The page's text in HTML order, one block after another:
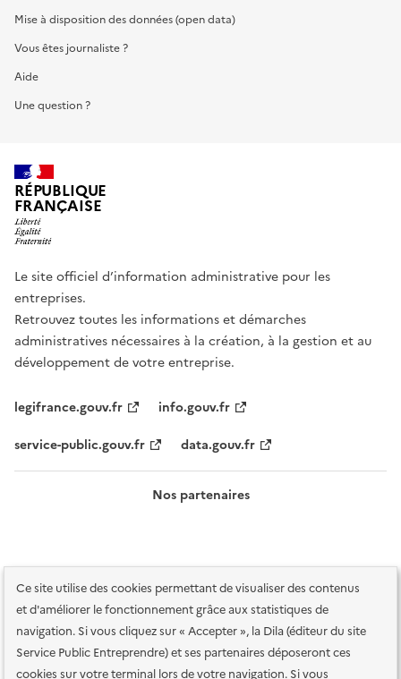
Ce site utilise des cookies permettant de visualiser des contenus
et d'améliorer le fonctionnement grâce aux statistiques de
navigation. Si vous cliquez sur « Accepter », la Dila (éditeur du site
Service Public Entreprendre) et ses partenaires déposeront ces
cookies sur votre terminal lors de votre navigation. Si vous
Mise à disposition des données (open data)
Vous êtes journaliste ?
Aide
Une question ?
RÉPUBLIQUE
FRANÇAISE
Le site officiel d’information administrative pour les
entreprises.
Retrouvez toutes les informations et démarches
administratives nécessaires à la création, à la gestion et au
développement de votre entreprise.
legifrance.gouv.fr
info.gouv.fr
service-public.gouv.fr
data.gouv.fr
Nos partenaires
Plan du site Accessibilité : totalement conforme Accessibilité des